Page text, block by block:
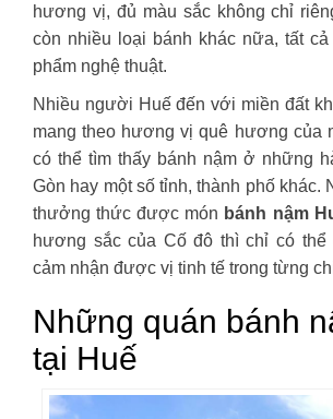
hương vị, đủ màu sắc không chỉ
còn nhiều loại bánh khác nữa, tất
phẩm nghệ thuật.
Nhiều người Huế đến với miền đất
mang theo hương vị quê hương của
có thể tìm thấy bánh nậm ở những
Gòn hay một số tỉnh, thành phố khác.
thưởng thức được món bánh nậm
hương sắc của Cố đô thì chỉ có thể
cảm nhận được vị tinh tế trong từng
Những quán bánh
tại Huế